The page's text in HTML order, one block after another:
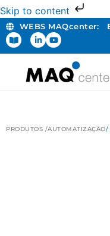
Skip to content
WEBS MAQcenter:
PRODUTOS /AUTOMATIZAÇÃO/